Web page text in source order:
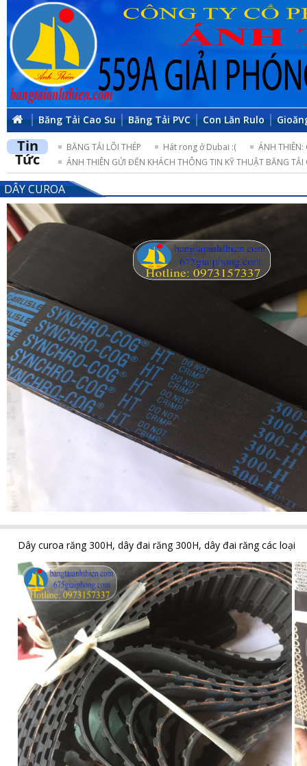
Băng Tải Cao Su Băng Tải PVC Con Lăn Rulo
Tin
Tức
BĂNG TẢI LÕI THÉP Hát rong ở Dubai :(
ÁNH THIÊN:
ÁNH THIÊN GỬI ĐẾN KHÁCH THÔNG TIN KỸ THUẬT BĂNG TẢI
DÂY CUROA
Dây curoa răng 300H, dây đai răng 300H, dây đai răng các loại